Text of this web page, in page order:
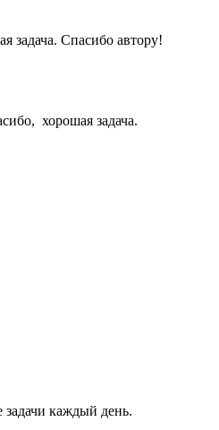
задача. Спасибо автору!
хорошая задача.
задачи каждый день.